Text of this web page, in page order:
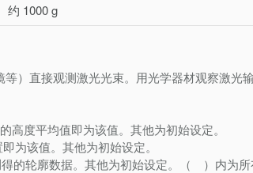
约 1000 g
）直接观测激光光束。用光学器材观察激光
度平均值即为该值。其他为初始设定。
为该值。其他为初始设定。
的轮廓数据。其他为初始设定。（ ）内为